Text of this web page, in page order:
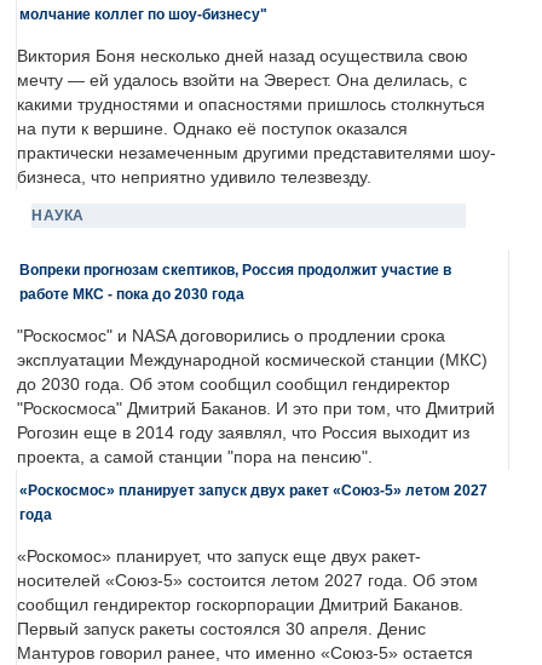
молчание коллег по шоу-бизнесу"
Виктория Боня несколько дней назад осуществила свою
мечту — ей удалось взойти на Эверест. Она делилась, с
какими трудностями и опасностями пришлось столкнуться
на пути к вершине. Однако её поступок оказался
практически незамеченным другими представителями шоу-
бизнеса, что неприятно удивило телезвезду.
НАУКА
Вопреки прогнозам скептиков, Россия продолжит участие в
работе МКС - пока до 2030 года
"Роскосмос" и NASA договорились о продлении срока
эксплуатации Международной космической станции (МКС)
до 2030 года. Об этом сообщил сообщил гендиректор
"Роскосмоса" Дмитрий Баканов. И это при том, что Дмитрий
Рогозин еще в 2014 году заявлял, что Россия выходит из
проекта, а самой станции "пора на пенсию".
«Роскосмос» планирует запуск двух ракет «Союз-5» летом 2027
года
«Роскомос» планирует, что запуск еще двух ракет-
носителей «Союз-5» состоится летом 2027 года. Об этом
сообщил гендиректор госкорпорации Дмитрий Баканов.
Первый запуск ракеты состоялся 30 апреля. Денис
Мантуров говорил ранее, что именно «Союз-5» остается